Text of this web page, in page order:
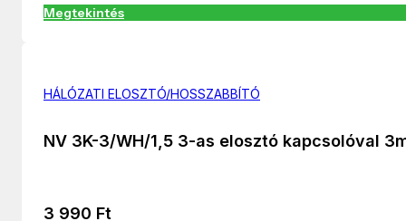
Megtekintés
HÁLÓZATI ELOSZTÓ/HOSSZABBÍTÓ
NV 3K-3/WH/1,5 3-as elosztó kapcsolóval
3 990 Ft